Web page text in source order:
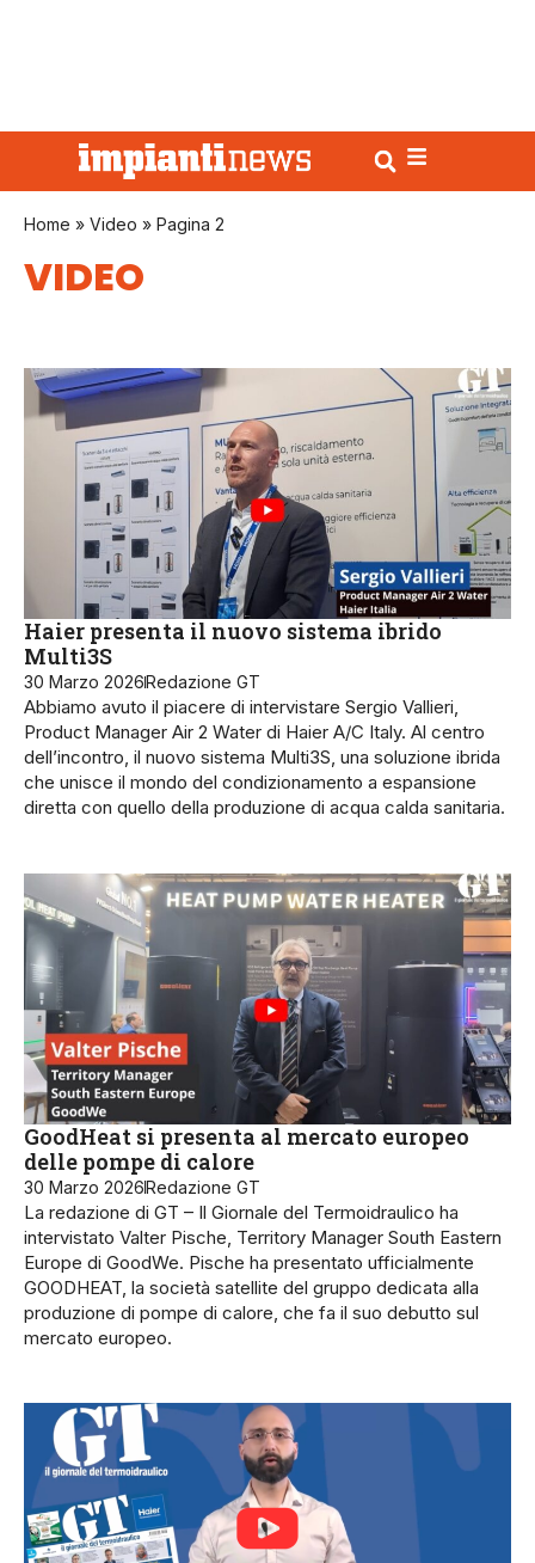
Home » Video » Pagina 2
VIDEO
Haier presenta il nuovo sistema ibrido
Multi3S
30 Marzo 2026Redazione GT
Abbiamo avuto il piacere di intervistare Sergio Vallieri,
Product Manager Air 2 Water di Haier A/C Italy. Al centro
dell’incontro, il nuovo sistema Multi3S, una soluzione ibrida
che unisce il mondo del condizionamento a espansione
diretta con quello della produzione di acqua calda sanitaria.
GoodHeat si presenta al mercato europeo
delle pompe di calore
30 Marzo 2026Redazione GT
La redazione di GT – Il Giornale del Termoidraulico ha
intervistato Valter Pische, Territory Manager South Eastern
Europe di GoodWe. Pische ha presentato ufficialmente
GOODHEAT, la società satellite del gruppo dedicata alla
produzione di pompe di calore, che fa il suo debutto sul
mercato europeo.